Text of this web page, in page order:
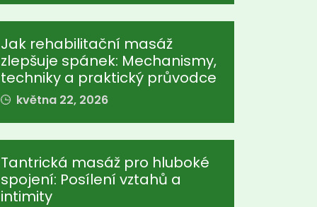
Jak rehabilitační masáž
zlepšuje spánek: Mechanismy,
techniky a praktický průvodce
května 22, 2026
Tantrická masáž pro hluboké
spojení: Posílení vztahů a
intimity